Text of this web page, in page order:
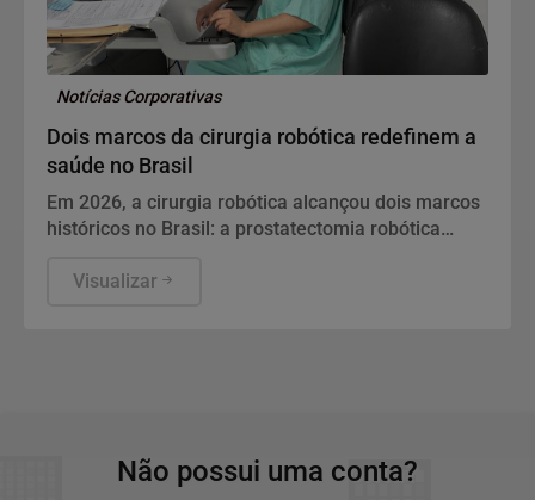
Notícias Corporativas
Dois marcos da cirurgia robótica redefinem a
saúde no Brasil
Em 2026, a cirurgia robótica alcançou dois marcos
históricos no Brasil: a prostatectomia robótica
saúde e o país realizou sua primeira telecirurgia
Visualizar
Não possui uma conta?